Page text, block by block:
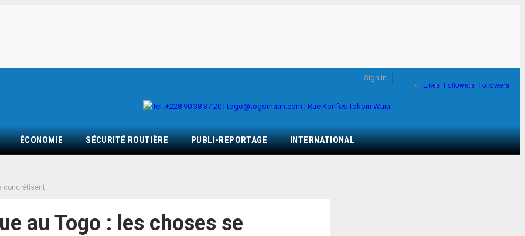
Likes Followers Followers
Sign In
ÉCONOMIE SÉCURITÉ ROUTIÈRE PUBLI-REPORTAGE INTERNATIONAL
concrétisent
au Togo : les choses se